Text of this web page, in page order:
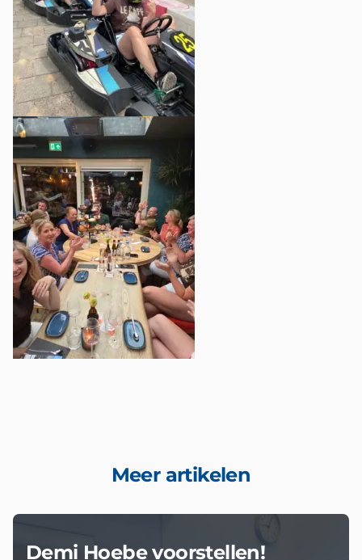
Meer artikelen
Demi Hoebe voorstellen!